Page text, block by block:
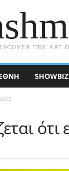
THE ART
SHOWBIZ
ότι